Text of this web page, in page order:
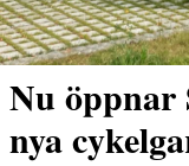
Nu öppnar
nya